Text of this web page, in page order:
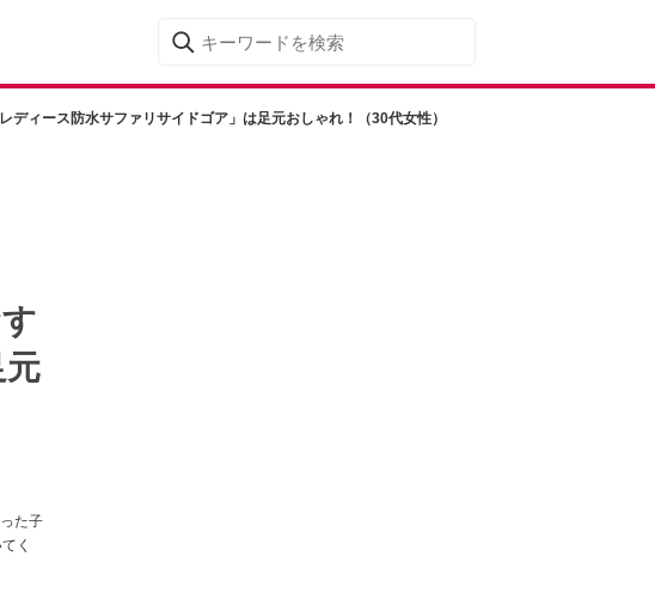
ディース防水サファリサイドゴア」は足元おしゃれ！（30代女性）
た子
く